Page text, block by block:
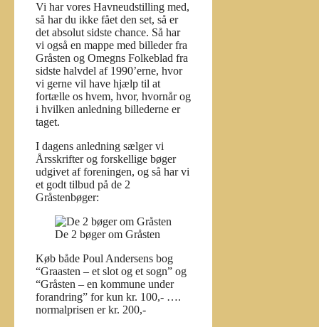
Vi har vores Havneudstilling med,
så har du ikke fået den set, så er
det absolut sidste chance. Så har
vi også en mappe med billeder fra
Gråsten og Omegns Folkeblad fra
sidste halvdel af 1990’erne, hvor
vi gerne vil have hjælp til at
fortælle os hvem, hvor, hvornår og
i hvilken anledning billederne er
taget.
I dagens anledning sælger vi
Årsskrifter og forskellige bøger
udgivet af foreningen, og så har vi
et godt tilbud på de 2
Gråstenbøger:
De 2 bøger om Gråsten
Køb både Poul Andersens bog
“Graasten – et slot og et sogn” og
“Gråsten – en kommune under
forandring” for kun kr. 100,- ….
normalprisen er kr. 200,-